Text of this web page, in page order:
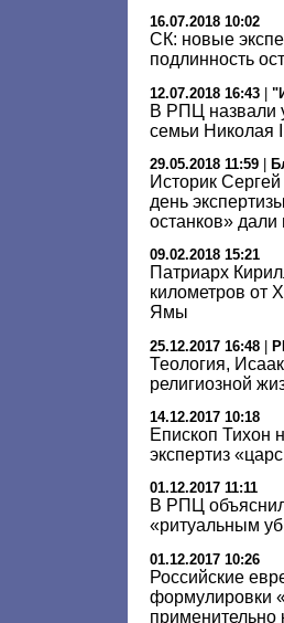
16.07.2018 10:02
СК: новые
подлинность
12.07.2018 16:43 |
В РПЦ назвали
семьи Николая
29.05.2018 11:59
Историк
день
останков»
09.02.2018 15:21
Патриарх
километров от
Ямы
25.12.2017 16:48 |
Теология,
религиозной
14.12.2017 10:18
Епископ Тихон
экспертиз
01.12.2017 11:11
В РПЦ
«ритуальным
01.12.2017 10:26
Российские
формулировки
применительно